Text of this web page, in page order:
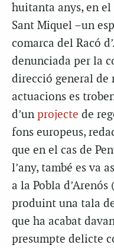
huitanta anys, en
Sant Miquel –un
comarca del Racó
denunciada per la
direcció general de
actuacions es
d’un projecte de
fons europeus,
que en el cas de
l’any, també es va
a la Pobla d’Arenós
produint una tala
que ha acabat
presumpte delicte